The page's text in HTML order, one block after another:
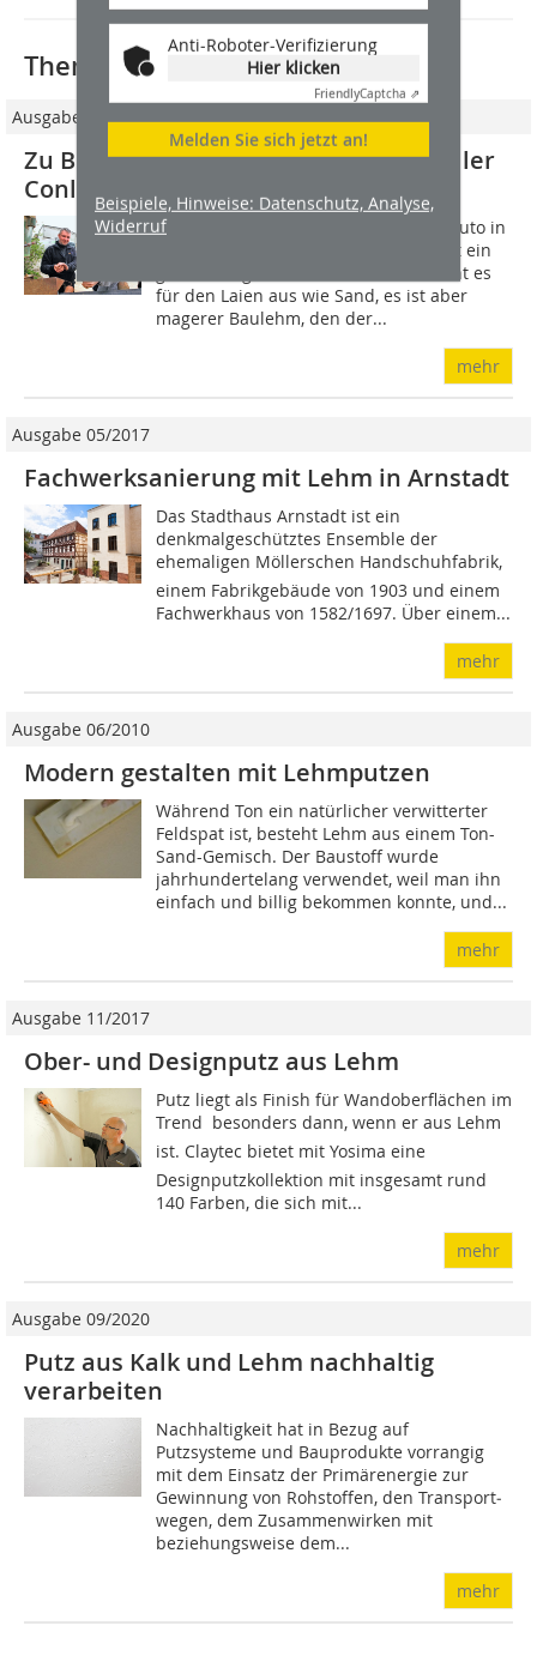
Anti-Roboter-Verifizierung
Hier klicken
FriendlyCaptcha ⇗
Melden Sie sich jetzt an!
Beispiele, Hinweise: Datenschutz, Analyse,
Widerruf
Thematisch passende Artikel:
Ausgabe 09/2017
Zu Besuch beim Lehmbaustoffhersteller
Conluto in Blomberg
Wer den Lehmbaustoffhersteller Conluto in
Blomberg besucht, dem fällt zunächst ein
großer Berg Sand auf. Zumindest sieht es
für den Laien aus wie Sand, es ist aber
magerer Baulehm, den der...
mehr
Ausgabe 05/2017
Fachwerksanierung mit Lehm in Arnstadt
Das Stadthaus Arnstadt ist ein
denkmalgeschütztes Ensemble der
ehemaligen Möllerschen Handschuhfabrik,
einem Fabrikgebäude von 1903 und einem
Fachwerkhaus von 1582/1697. Über einem...
mehr
Ausgabe 06/2010
Modern gestalten mit Lehmputzen
Während Ton ein natürlicher verwitterter
Feldspat ist, besteht Lehm aus einem Ton-
Sand-Gemisch. Der Baustoff wurde
jahrhundertelang verwendet, weil man ihn
einfach und billig bekommen konnte, und...
mehr
Ausgabe 11/2017
Ober- und Designputz aus Lehm
Putz liegt als Finish für Wandoberflächen im
Trend  besonders dann, wenn er aus Lehm
ist. Claytec bietet mit Yosima eine
Designputzkollektion mit insgesamt rund
140 Farben, die sich mit...
mehr
Ausgabe 09/2020
Putz aus Kalk und Lehm nachhaltig
verarbeiten
Nachhaltigkeit hat in Bezug auf
Putzsysteme und Bauprodukte vorrangig
mit dem Einsatz der Primärenergie zur
Gewinnung von Rohstoffen, den Transport­
wegen, dem Zusammenwirken mit
beziehungsweise dem...
mehr